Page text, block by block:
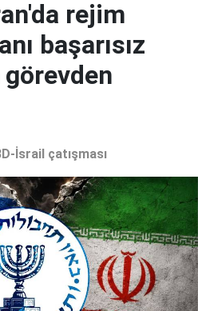
rejim
başarısız
İsrail çatışması